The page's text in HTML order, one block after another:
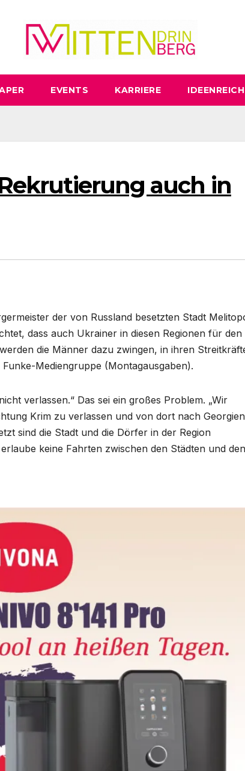
EVENTS KARRIERE IDEENREICH
auch in
der von Russland besetzten Stadt
dass auch Ukrainer in diesen Regionen für den
die Männer dazu zwingen, in ihren
Mediengruppe (Montagausgaben).
verlassen.“ Das sei ein großes Problem. „Wir
Krim zu verlassen und von dort nach Georgien
sind die Stadt und die Dörfer in der Region
keine Fahrten zwischen den Städten und den